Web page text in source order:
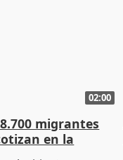
02:00
migrantes
en la